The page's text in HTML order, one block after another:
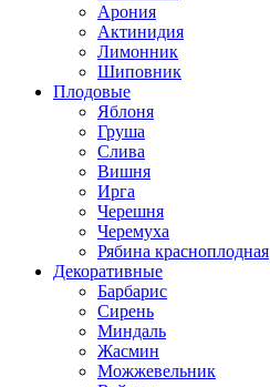
Арония
Актинидия
Лимонник
Шиповник
Плодовые
Яблоня
Груша
Слива
Вишня
Ирга
Черешня
Черемуха
Рябина красноплодная
Декоративные
Барбарис
Сирень
Миндаль
Жасмин
Можжевельник